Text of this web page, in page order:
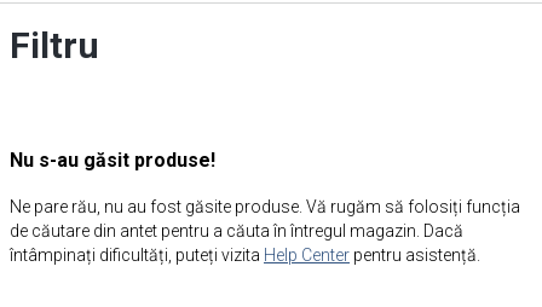
Filtru
Nu s-au găsit produse!
Ne pare rău, nu au fost găsite produse. Vă rugăm să folosiți funcția
de căutare din antet pentru a căuta în întregul magazin. Dacă
întâmpinați dificultăți, puteți vizita Help Center pentru asistență.